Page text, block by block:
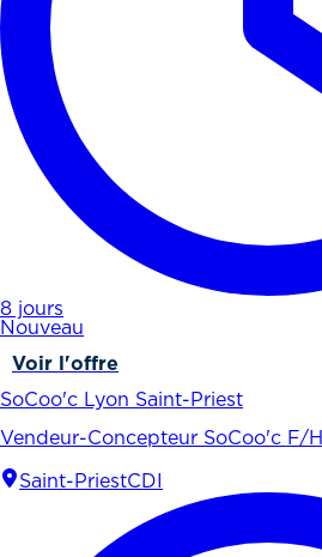
8 jours
Nouveau
Voir l'offre
SoCoo'c Lyon Saint-Priest
Vendeur-Concepteur SoCoo'c F/H
Saint-PriestCDI